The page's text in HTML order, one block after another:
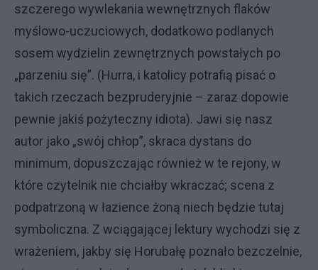
szczerego wywlekania wewnętrznych flaków
myślowo-uczuciowych, dodatkowo podlanych
sosem wydzielin zewnętrznych powstałych po
„parzeniu się”. (Hurra, i katolicy potrafią pisać o
takich rzeczach bezpruderyjnie – zaraz dopowie
pewnie jakiś pożyteczny idiota). Jawi się nasz
autor jako „swój chłop”, skraca dystans do
minimum, dopuszczając również w te rejony, w
które czytelnik nie chciałby wkraczać; scena z
podpatrzoną w łazience żoną niech będzie tutaj
symboliczna. Z wciągającej lektury wychodzi się z
wrażeniem, jakby się Horubałę poznało bezczelnie,